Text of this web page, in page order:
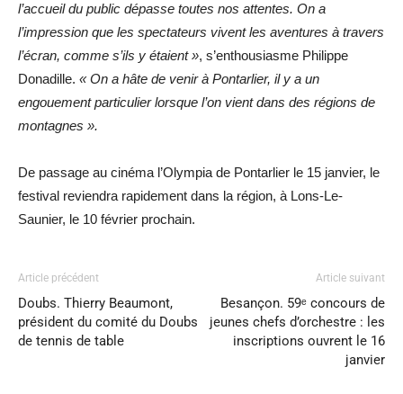
l’accueil du public dépasse toutes nos attentes. On a
l’impression que les spectateurs vivent les aventures à travers
l’écran, comme s’ils y étaient », s’enthousiasme Philippe
Donadille. « On a hâte de venir à Pontarlier, il y a un
engouement particulier lorsque l’on vient dans des régions de
montagnes ».
De passage au cinéma l’Olympia de Pontarlier le 15 janvier, le
festival reviendra rapidement dans la région, à Lons-Le-
Saunier, le 10 février prochain.
Article précédent
Doubs. Thierry Beaumont,
président du comité du Doubs
de tennis de table
Article suivant
Besançon. 59ᵉ concours de
jeunes chefs d’orchestre : les
inscriptions ouvrent le 16
janvier